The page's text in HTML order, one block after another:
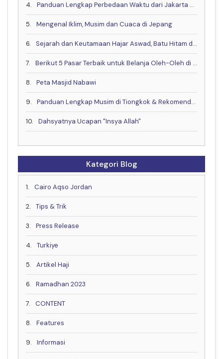
4. Panduan Lengkap Perbedaan Waktu dari Jakarta ke China, Eropa dan Negara Lain
5. Mengenal Iklim, Musim dan Cuaca di Jepang
6. Sejarah dan Keutamaan Hajar Aswad, Batu Hitam dari Surga
7. Berikut 5 Pasar Terbaik untuk Belanja Oleh-Oleh di Kota Makkah
8. Peta Masjid Nabawi
9. Panduan Lengkap Musim di Tiongkok & Rekomendasi Waktu Terbaik untuk Berkunjung!
10. Dahsyatnya Ucapan "Insya Allah"
Kategori Blog
1. Cairo Aqso Jordan
2. Tips & Trik
3. Press Release
4. Turkiye
5. Artikel Haji
6. Ramadhan 2023
7. CONTENT
8. Features
9. Informasi